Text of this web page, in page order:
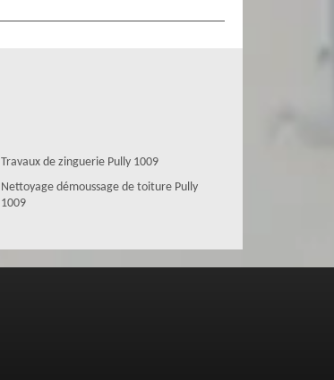
Travaux de zinguerie Pully 1009
Nettoyage démoussage de toiture Pully
1009